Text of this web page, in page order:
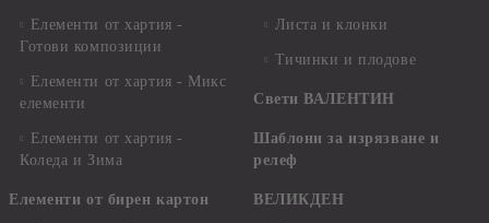
Елементи от хартия -
Готови композиции
Елементи от хартия - Микс
елементи
Елементи от хартия -
Коледа и Зима
Елементи от бирен картон
Листа и клонки
Тичинки и плодове
Свети ВАЛЕНТИН
Шаблони за изрязване и
релеф
ВЕЛИКДЕН